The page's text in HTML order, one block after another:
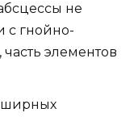
не
с гнойно-
элементов